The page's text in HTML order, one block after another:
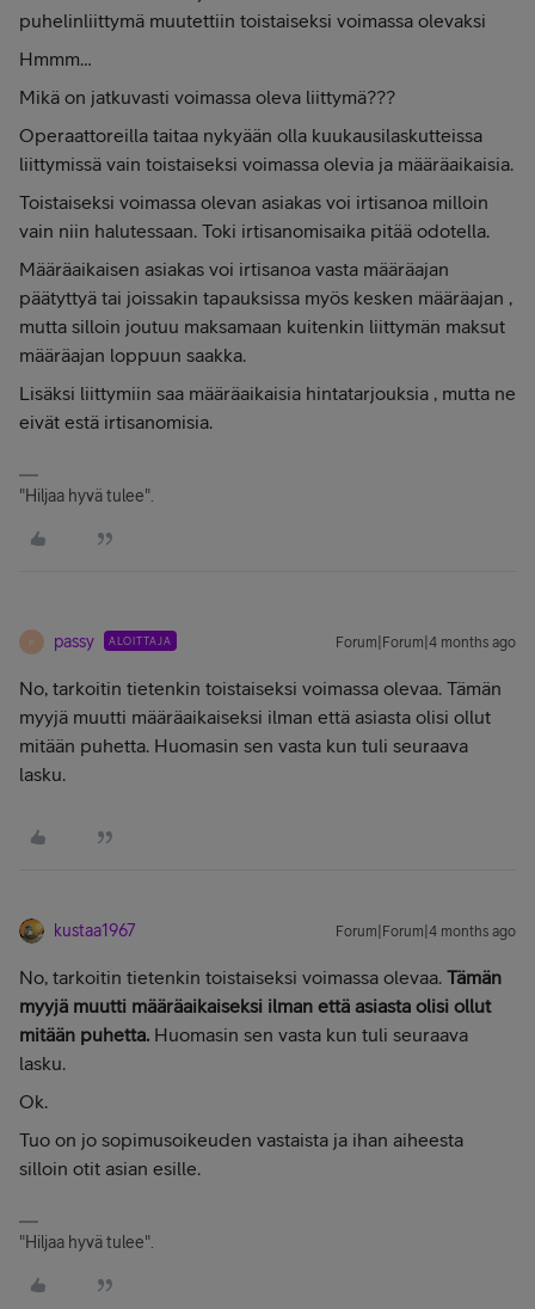
puhelinliittymä muutettiin toistaiseksi voimassa olevaksi
Hmmm…
Mikä on jatkuvasti voimassa oleva liittymä???
Operaattoreilla taitaa nykyään olla kuukausilaskutteissa
liittymissä vain toistaiseksi voimassa olevia ja määräaikaisia.
Toistaiseksi voimassa olevan asiakas voi irtisanoa milloin
vain niin halutessaan. Toki irtisanomisaika pitää odotella.
Määräaikaisen asiakas voi irtisanoa vasta määräajan
päätyttyä tai joissakin tapauksissa myös kesken määräajan ,
mutta silloin joutuu maksamaan kuitenkin liittymän maksut
määräajan loppuun saakka.
Lisäksi liittymiin saa määräaikaisia hintatarjouksia , mutta ne
eivät estä irtisanomisia.
"Hiljaa hyvä tulee".
P passy ALOITTAJA Forum|Forum|4 months ago
No, tarkoitin tietenkin toistaiseksi voimassa olevaa. Tämän
myyjä muutti määräaikaiseksi ilman että asiasta olisi ollut
mitään puhetta. Huomasin sen vasta kun tuli seuraava
lasku.
kustaa1967 Forum|Forum|4 months ago
No, tarkoitin tietenkin toistaiseksi voimassa olevaa. Tämän
myyjä muutti määräaikaiseksi ilman että asiasta olisi ollut
mitään puhetta. Huomasin sen vasta kun tuli seuraava
lasku.
Ok.
Tuo on jo sopimusoikeuden vastaista ja ihan aiheesta
silloin otit asian esille.
"Hiljaa hyvä tulee".